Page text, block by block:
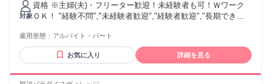
対象
資格 ※主婦(夫)・フリーター歓迎！未経験者も可！Ｗワーク
ＯＫ！ "経験不問","未経験者歓迎","経験者歓迎","長期できる
能エリア業務必須
雇用形態： アルバイト・パート
お気に入り 詳細を見る